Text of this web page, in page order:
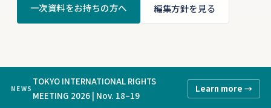
一次資料をお持ちの方へ 編集方針を見る
NEWS
TOKYO INTERNATIONAL RIGHTS
MEETING 2026 | Nov. 18–19
Learn more →